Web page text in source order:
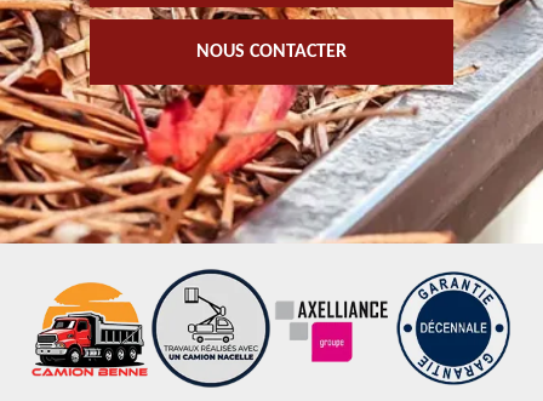
NOUS CONTACTER